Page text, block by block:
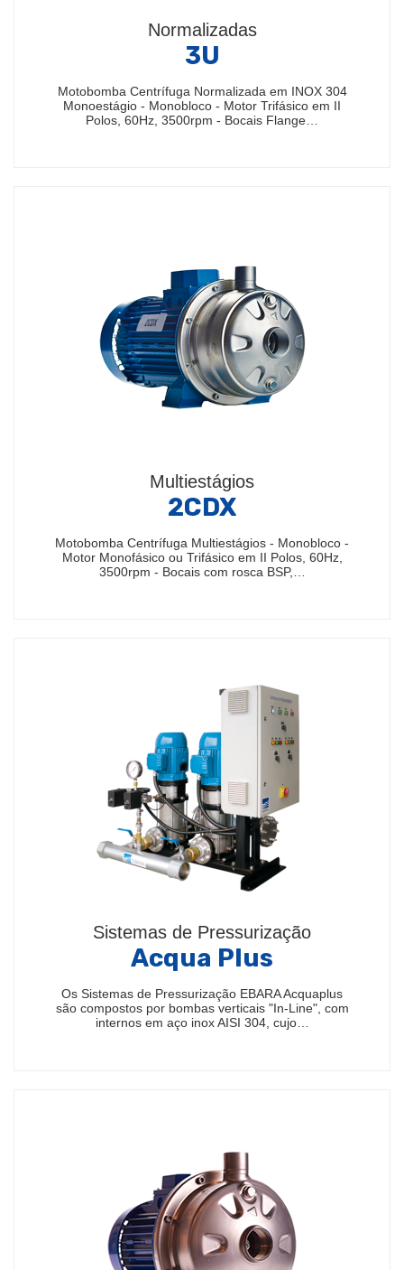
Normalizadas
3U
Motobomba Centrífuga Normalizada em INOX 304
Monoestágio - Monobloco - Motor Trifásico em II
Polos, 60Hz, 3500rpm - Bocais Flange…
Multiestágios
2CDX
Motobomba Centrífuga Multiestágios - Monobloco -
Motor Monofásico ou Trifásico em II Polos, 60Hz,
3500rpm - Bocais com rosca BSP,…
Sistemas de Pressurização
Acqua Plus
Os Sistemas de Pressurização EBARA Acquaplus
são compostos por bombas verticais "In-Line", com
internos em aço inox AISI 304, cujo…